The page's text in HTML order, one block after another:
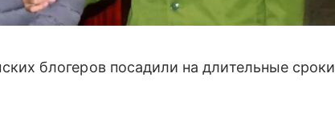
блогеров посадили на длительные сроки